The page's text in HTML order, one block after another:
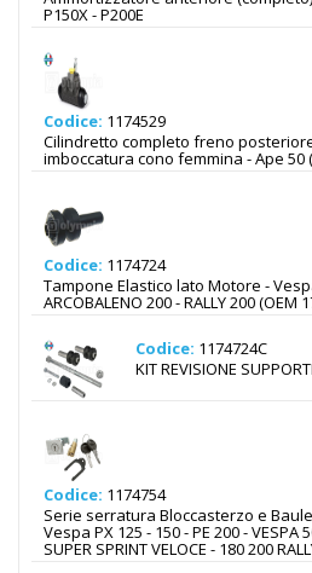
P150X - P200E
Codice: 1174529
Cilindretto completo freno
imboccatura cono femmina - Ape 50
Codice: 1174724
Tampone Elastico lato Motore -
ARCOBALENO 200 - RALLY 200 (OEM
Codice: 1174724C
KIT REVISIONE
Codice: 1174754
Serie serratura Bloccasterzo e
Vespa PX 125 - 150 - PE 200 - VESPA
SUPER SPRINT VELOCE - 180 200